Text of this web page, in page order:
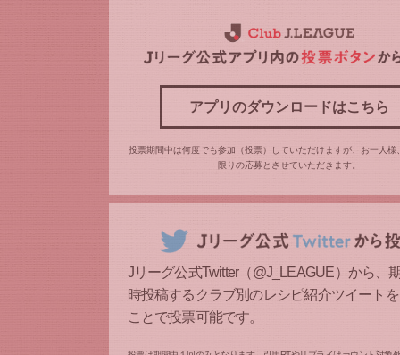
アプリのダウンロードはこちら
投票期間中は何度でも参加（投票）していただけますが、お一人様
限りの応募とさせていただきます。
Jリーグ公式Twitter（@J_LEAGUE）から、
時投稿するクラブ別のレシピ紹介ツイート
ことで投票可能です。